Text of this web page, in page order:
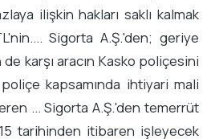
ilişkin hakları saklı kalmak
Sigorta A.Ş.'den; geriye
de karşı aracın Kasko poliçesini
kapsamında ihtiyari mali
... Sigorta A.Ş.'den temerrüt
tarihinden itibaren işleyecek